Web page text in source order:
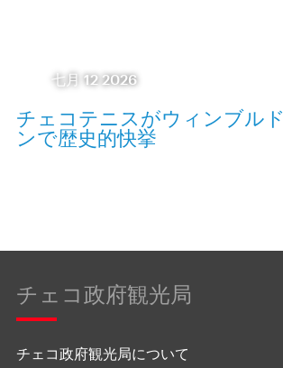
七月 12 2026
チェコテニスがウィンブルド
ンで歴史的快挙
チェコ政府観光局
チェコ政府観光局について